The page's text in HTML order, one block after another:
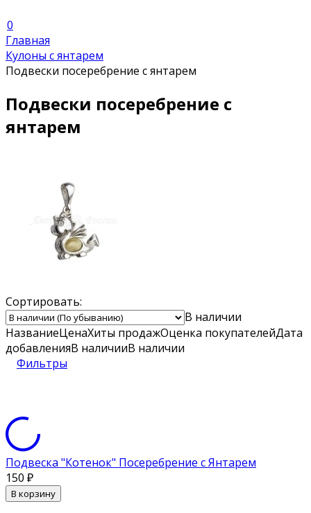
0
Главная
Кулоны с янтарем
Подвески посеребрение с янтарем
Подвески посеребрение с
янтарем
Сортировать:
В наличии
НазваниеЦенаХиты продажОценка покупателейДата
добавленияВ наличииВ наличии
Фильтры
Подвеска "Котенок" Посеребрение с Янтарем
150 ₽
В корзину